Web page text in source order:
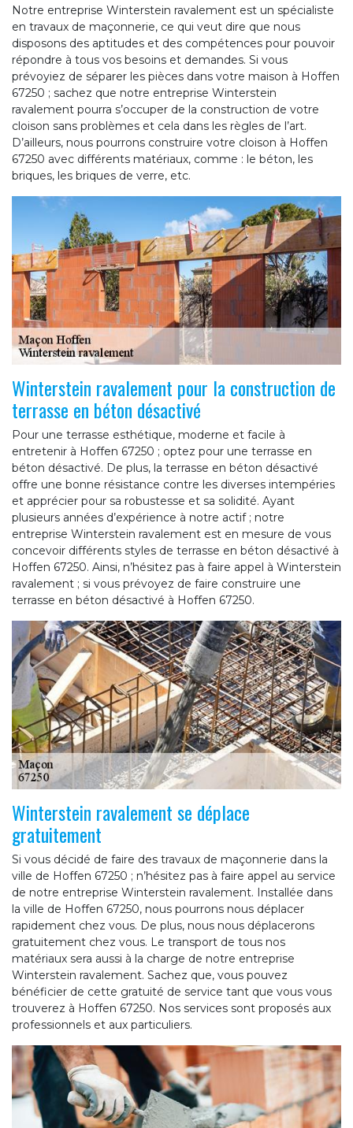
Notre entreprise Winterstein ravalement est un spécialiste
en travaux de maçonnerie, ce qui veut dire que nous
disposons des aptitudes et des compétences pour pouvoir
répondre à tous vos besoins et demandes. Si vous
prévoyiez de séparer les pièces dans votre maison à Hoffen
67250 ; sachez que notre entreprise Winterstein
ravalement pourra s’occuper de la construction de votre
cloison sans problèmes et cela dans les règles de l’art.
D’ailleurs, nous pourrons construire votre cloison à Hoffen
67250 avec différents matériaux, comme : le béton, les
briques, les briques de verre, etc.
Winterstein ravalement pour la construction de
terrasse en béton désactivé
Pour une terrasse esthétique, moderne et facile à
entretenir à Hoffen 67250 ; optez pour une terrasse en
béton désactivé. De plus, la terrasse en béton désactivé
offre une bonne résistance contre les diverses intempéries
et apprécier pour sa robustesse et sa solidité. Ayant
plusieurs années d’expérience à notre actif ; notre
entreprise Winterstein ravalement est en mesure de vous
concevoir différents styles de terrasse en béton désactivé à
Hoffen 67250. Ainsi, n’hésitez pas à faire appel à Winterstein
ravalement ; si vous prévoyez de faire construire une
terrasse en béton désactivé à Hoffen 67250.
Winterstein ravalement se déplace
gratuitement
Si vous décidé de faire des travaux de maçonnerie dans la
ville de Hoffen 67250 ; n’hésitez pas à faire appel au service
de notre entreprise Winterstein ravalement. Installée dans
la ville de Hoffen 67250, nous pourrons nous déplacer
rapidement chez vous. De plus, nous nous déplacerons
gratuitement chez vous. Le transport de tous nos
matériaux sera aussi à la charge de notre entreprise
Winterstein ravalement. Sachez que, vous pouvez
bénéficier de cette gratuité de service tant que vous vous
trouverez à Hoffen 67250. Nos services sont proposés aux
professionnels et aux particuliers.